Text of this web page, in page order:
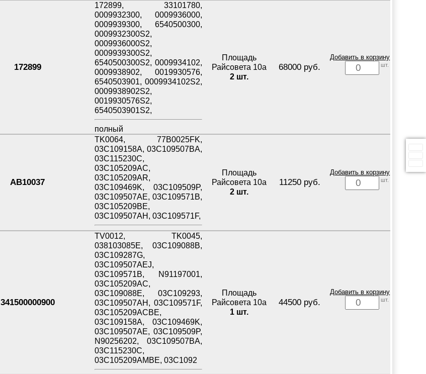
172899
172899, 33101780,
0009932300, 0009936000,
0009939300, 6540500300,
0009932300S2,
0009936000S2,
0009939300S2,
6540500300S2, 0009934102,
0009938902, 0019930576,
6540503901, 0009934102S2,
0009938902S2,
0019930576S2,
6540503901S2,
полный
Площадь
Райсовета 10а
2 шт.
68000 руб.
Добавить в корзину
шт.
AB10037
TK0064, 77B0025FK,
03C109158A, 03C109507BA,
03C115230C,
03C105209AC,
03C105209AR,
03C109469K, 03C109509P,
03C109507AE, 03C109571B,
03C105209BE,
03C109507AH, 03C109571F,
Площадь
Райсовета 10а
2 шт.
11250 руб.
Добавить в корзину
шт.
341500000900
TV0012, TK0045,
038103085E, 03C109088B,
03C109287G,
03C109507AEJ,
03C109571B, N91197001,
03C105209AC,
03C109088E, 03C109293,
03C109507AH, 03C109571F,
03C105209ACBE,
03C109158A, 03C109469K,
03C109507AE, 03C109509P,
N90256202, 03C109507BA,
03C115230C,
03C105209AMBE, 03C1092
Площадь
Райсовета 10а
1 шт.
44500 руб.
Добавить в корзину
шт.